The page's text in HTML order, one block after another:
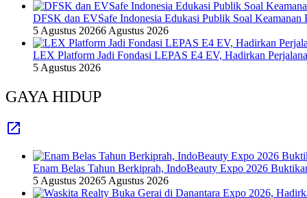
DFSK dan EVSafe Indonesia Edukasi Publik Soal
5 Agustus 20266 Agustus 2026
LEX Platform Jadi Fondasi LEPAS E4 EV, Hadirkan
5 Agustus 2026
GAYA HIDUP
Enam Belas Tahun Berkiprah, IndoBeauty Expo 2026
5 Agustus 20265 Agustus 2026